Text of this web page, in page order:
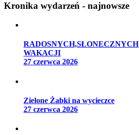
Kronika wydarzeń - najnowsze
RADOSNYCH,SŁONECZNYCH
WAKACJI
27 czerwca 2026
Zielone Żabki na wycieczce
27 czerwca 2026